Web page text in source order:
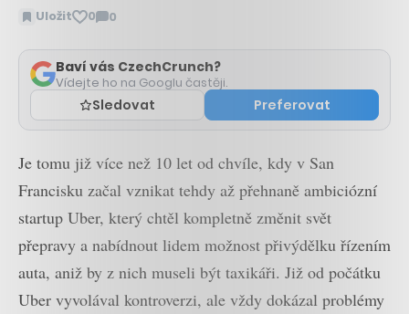
Uložit 0 0
Zobrazit
Baví vás CzechCrunch?
Vídejte ho na Googlu častěji.
Sledovat Preferovat
Je tomu již více než 10 let od chvíle, kdy v San
Francisku začal vznikat tehdy až přehnaně ambiciózní
startup Uber, který chtěl kompletně změnit svět
přepravy a nabídnout lidem možnost přivýdělku řízením
auta, aniž by z nich museli být taxikáři. Již od počátku
Uber vyvolával kontroverzi, ale vždy dokázal problémy